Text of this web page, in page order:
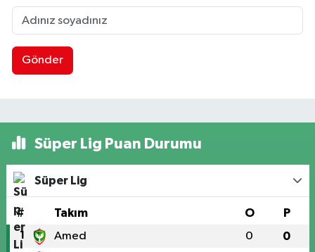
Gönder
Süper Lig Puan Durumu
Süper Lig
# Takım O P
1 Amed 0 0